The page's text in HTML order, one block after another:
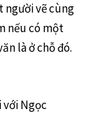
người vẽ cùng
nếu có một
là ở chỗ đó.
với Ngọc